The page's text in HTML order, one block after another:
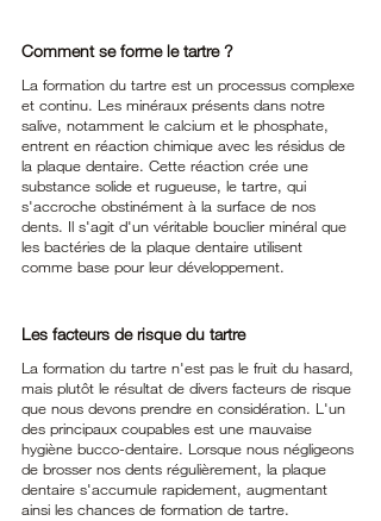
Comment se forme le tartre ?
La formation du tartre est un processus complexe
et continu. Les minéraux présents dans notre
salive, notamment le calcium et le phosphate,
entrent en réaction chimique avec les résidus de
la plaque dentaire. Cette réaction crée une
substance solide et rugueuse, le tartre, qui
s'accroche obstinément à la surface de nos
dents. Il s'agit d'un véritable bouclier minéral que
les bactéries de la plaque dentaire utilisent
comme base pour leur développement.
Les facteurs de risque du tartre
La formation du tartre n'est pas le fruit du hasard,
mais plutôt le résultat de divers facteurs de risque
que nous devons prendre en considération. L'un
des principaux coupables est une mauvaise
hygiène bucco-dentaire. Lorsque nous négligeons
de brosser nos dents régulièrement, la plaque
dentaire s'accumule rapidement, augmentant
ainsi les chances de formation de tartre.